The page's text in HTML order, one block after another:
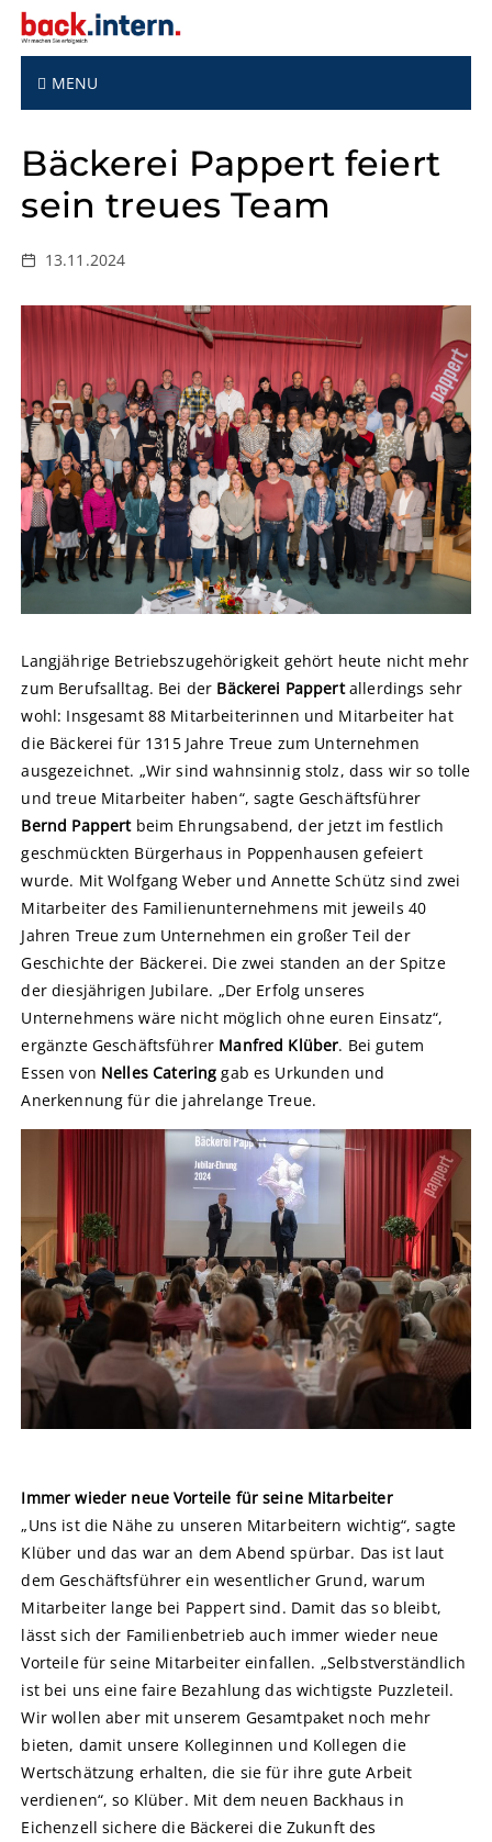
MENU
Bäckerei Pappert feiert
sein treues Team
13.11.2024
Langjährige Betriebszugehörigkeit gehört heute nicht mehr
zum Berufsalltag. Bei der Bäckerei Pappertallerdings sehr
wohl: Insgesamt 88 Mitarbeiterinnen und Mitarbeiter hat
die Bäckerei für 1315 Jahre Treue zum Unternehmen
ausgezeichnet. „Wir sind wahnsinnig stolz, dass wir so tolle
und treue Mitarbeiter haben“, sagte Geschäftsführer
Bernd Pappertbeim Ehrungsabend, der jetzt im festlich
geschmückten Bürgerhaus in Poppenhausen gefeiert
wurde. Mit Wolfgang Weber und Annette Schütz sind zwei
Mitarbeiter des Familienunternehmens mit jeweils 40
Jahren Treue zum Unternehmen ein großer Teil der
Geschichte der Bäckerei. Die zwei standen an der Spitze
der diesjährigen Jubilare. „Der Erfolg unseres
Unternehmens wäre nicht möglich ohne euren Einsatz“,
ergänzte Geschäftsführer Manfred Klüber. Bei gutem
Essen von Nelles Catering gab es Urkunden und
Anerkennung für die jahrelange Treue.
Immer wieder neue Vorteile für seine Mitarbeiter
„Uns ist die Nähe zu unseren Mitarbeitern wichtig“, sagte
Klüber und das war an dem Abend spürbar. Das ist laut
dem Geschäftsführer ein wesentlicher Grund, warum
Mitarbeiter lange bei Pappert sind. Damit das so bleibt,
lässt sich der Familienbetrieb auch immer wieder neue
Vorteile für seine Mitarbeiter einfallen. „Selbstverständlich
ist bei uns eine faire Bezahlung das wichtigste Puzzleteil.
Wir wollen aber mit unserem Gesamtpaket noch mehr
bieten, damit unsere Kolleginnen und Kollegen die
Wertschätzung erhalten, die sie für ihre gute Arbeit
verdienen“, so Klüber. Mit dem neuen Backhaus in
Eichenzell sichere die Bäckerei die Zukunft des